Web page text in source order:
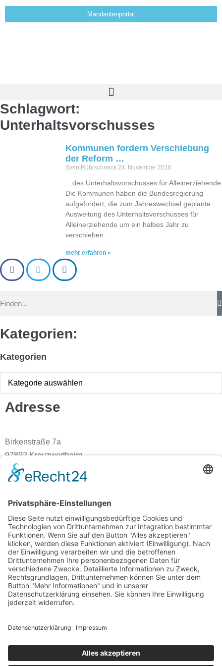
Mandantenportal
Schlagwort:
Unterhaltsvorschusses
Kommunen fordern Verschiebung
der Reform …
Sven Rührschneck 24. November 2016
…des Unterhaltsvorschusses für Alleinerziehende
Die Kommunen haben die Bundesregierung
aufgefordert, die zum Jahreswechsel geplante
Ausweitung des Unterhaltsvorschusses für
Alleinerziehende um ein halbes Jahr zu
verschieben.
mehr erfahren »
Kategorien:
Kategorien
Adresse
Birkenstraße 7a
97892 Kreuzwertheim
Kontakt
Fon: 09342-92230
Fax: 09342-922340
steuer@kanzlei-ruehrschneck.de
Büro Öffnungszeiten
Montag – Donnerstag 08:00 – 17:00 Uhr